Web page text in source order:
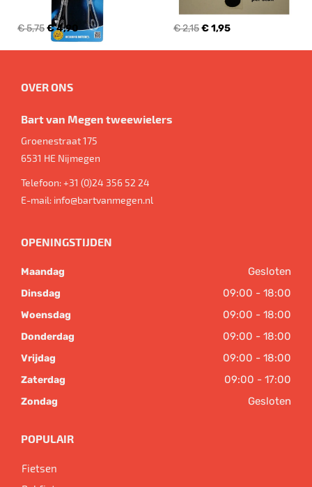
€ 5,75€ 4,90 € 2,15€ 1,95
OVER ONS
Bart van Megen tweewielers
Groenestraat 175
6531 HE Nijmegen
Telefoon:+31 (0)24 356 52 24
E-mail: info@bartvanmegen.nl
OPENINGSTIJDEN
Maandag Gesloten
Dinsdag 09:00 - 18:00
Woensdag 09:00 - 18:00
Donderdag 09:00 - 18:00
Vrijdag 09:00 - 18:00
Zaterdag 09:00 - 17:00
Zondag Gesloten
POPULAIR
Fietsen